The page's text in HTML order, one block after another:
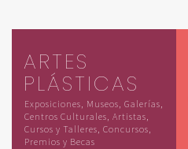
ARTES
PLÁSTICAS
Exposiciones, Museos, Galerías,
Centros Culturales, Artistas,
Cursos y Talleres, Concursos,
Premios y Becas